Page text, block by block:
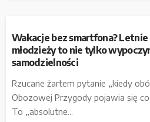
Wakacje bez smartfona?
młodzieży to nie tylko
samodzielności
Rzucane żartem pytanie „kiedy
Obozowej Przygody pojawia się
To „absolutne...